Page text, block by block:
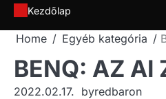
Skip
content
Kezdőlap
Home Egyéb kategória
BENQ: AZ AI
2022.02.17. byredbaron